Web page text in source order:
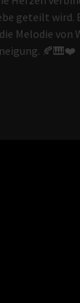
geteilt wird.
Melodie von
🍂🎹❤️